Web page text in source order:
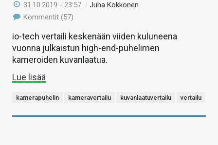
31.10.2019 - 23:57 /Juha Kokkonen
Kommentit (57)
io-tech vertaili keskenään viiden kuluneena
vuonna julkaistun high-end-puhelimen
kameroiden kuvanlaatua.
Lue lisää
kamerapuhelin kameravertailu kuvanlaatuvertailu vertailu